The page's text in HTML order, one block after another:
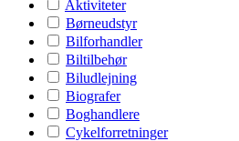
Aktiviteter
Børneudstyr
Bilforhandler
Biltilbehør
Biludlejning
Biografer
Boghandlere
Cykelforretninger